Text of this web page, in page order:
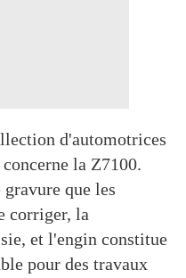
d'automotrices
la Z7100.
que les
corriger, la
et l'engin constitue
pour des travaux